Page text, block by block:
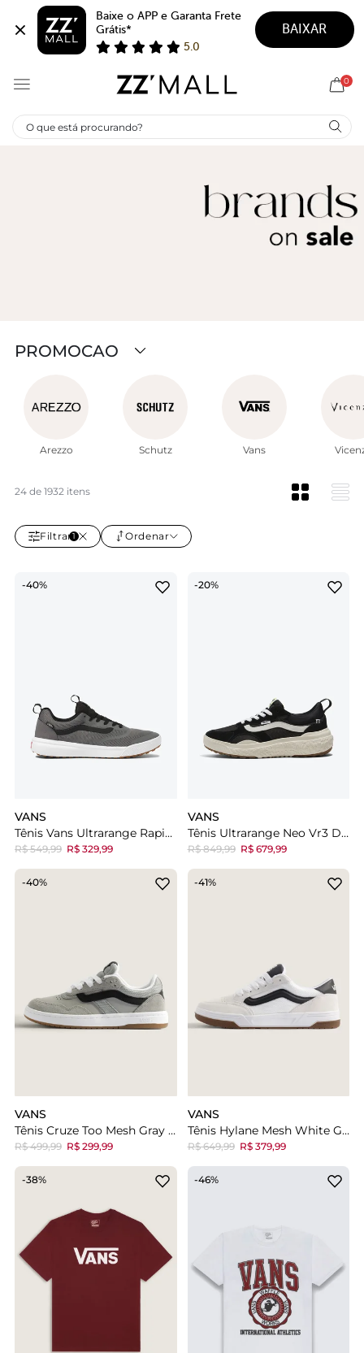
Baixe o APP e Garanta Frete
Grátis*
5.0
BAIXAR
0
PROMOCAO
em todas as compras e baixe o APP para ofertas
Arezzo
Schutz Vans
24 de 1932 itens
Filtrar1 Ordenar
-40%
VANS
Tênis Vans Ultrarange Rapidweld
R$ 549,99 R$ 329,99
-20%
VANS
Tênis Ultrarange Neo Vr3 Digital Dementia Black White
R$ 849,99 R$ 679,99
-40%
VANS
Tênis Cruze Too Mesh Gray Black
R$ 499,99 R$ 299,99
-41%
VANS
Tênis Hylane Mesh White Gum
R$ 649,99 R$ 379,99
-38% -46%